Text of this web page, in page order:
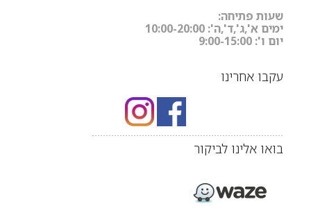
שעות פתיחה:
ימים א',ג',ד',ה': 10:00-20:00
יום ו': 9:00-15:00
עקבו אחרינו
.....................................................................
בואו אלינו לביקור